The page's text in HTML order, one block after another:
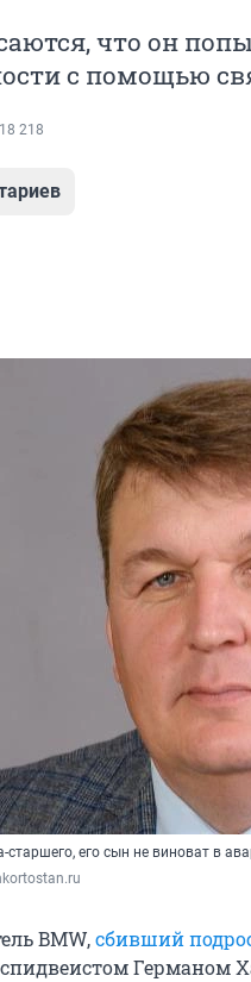
что он
с помощью
18 218
его сын не виноват в
BMW,сбивший
Германом